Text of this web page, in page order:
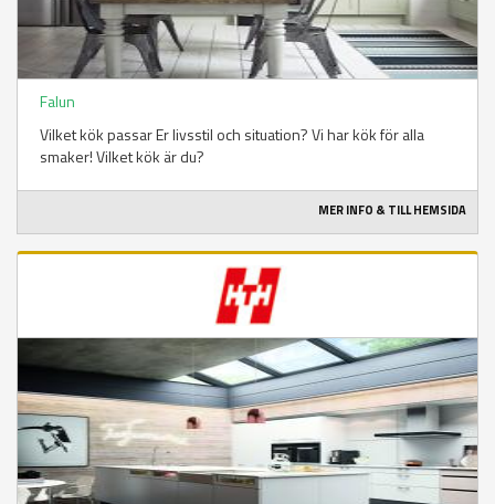
Falun
Vilket kök passar Er livsstil och situation? Vi har kök för alla
smaker! Vilket kök är du?
MER INFO & TILL HEMSIDA